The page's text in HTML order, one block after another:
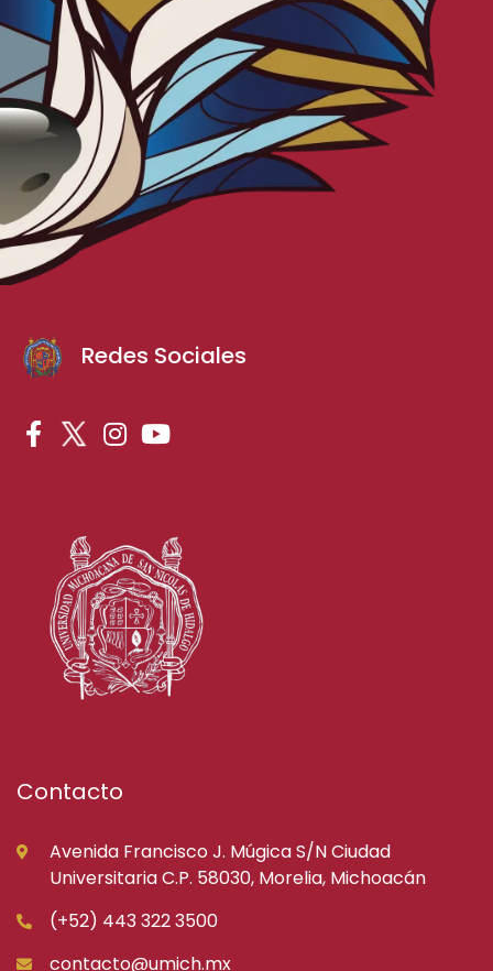
Redes Sociales
Contacto
Avenida Francisco J. Múgica S/N Ciudad
Universitaria C.P. 58030, Morelia, Michoacán
(+52) 443 322 3500
contacto@umich.mx